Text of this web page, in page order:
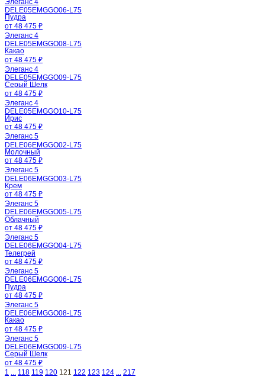
Элеганс 4
DELE05EMGGO06-L75
Пудра
от 48 475 ₽
Элеганс 4
DELE05EMGGO08-L75
Какао
от 48 475 ₽
Элеганс 4
DELE05EMGGO09-L75
Серый Шелк
от 48 475 ₽
Элеганс 4
DELE05EMGGO10-L75
Ирис
от 48 475 ₽
Элеганс 5
DELE06EMGGO02-L75
Молочный
от 48 475 ₽
Элеганс 5
DELE06EMGGO03-L75
Крем
от 48 475 ₽
Элеганс 5
DELE06EMGGO05-L75
Облачный
от 48 475 ₽
Элеганс 5
DELE06EMGGO04-L75
Телегрей
от 48 475 ₽
Элеганс 5
DELE06EMGGO06-L75
Пудра
от 48 475 ₽
Элеганс 5
DELE06EMGGO08-L75
Какао
от 48 475 ₽
Элеганс 5
DELE06EMGGO09-L75
Серый Шелк
от 48 475 ₽
1
118 119 120 121 122 123 124 217